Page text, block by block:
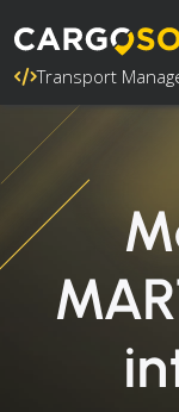
Transport